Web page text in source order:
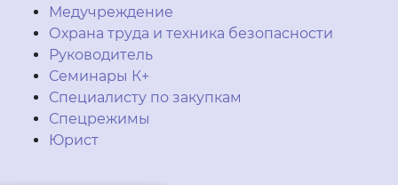
Медучреждение
Охрана труда и техника безопасности
Руководитель
Семинары К+
Специалисту по закупкам
Спецрежимы
Юрист